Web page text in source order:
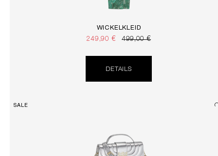
WICKELKLEID
249,90 € 499,00 €
DETAILS
SALE